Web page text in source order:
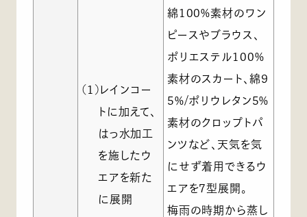
(1)レインコー
トに加えて、
はっ水加工
を施したウ
エアを新た
に展開
綿100%素材のワン
ピースやブラウス、
ポリエステル100%
素材のスカート、綿9
5%/ポリウレタン5%
素材のクロップトパ
ンツなど、天気を気
にせず着用できるウ
エアを7型展開。
梅雨の時期から蒸し